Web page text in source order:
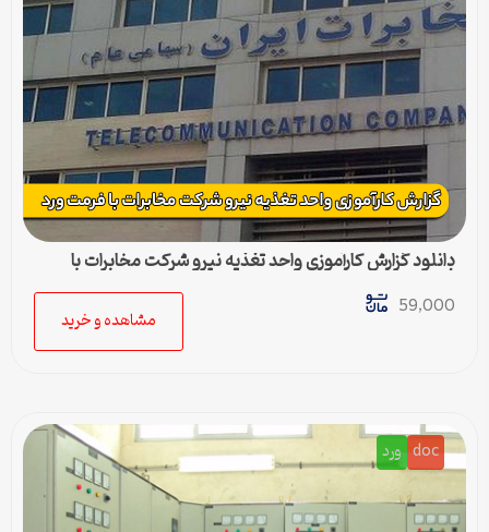
دانلود گزارش کارآموزی واحد تغذیه نیرو شرکت مخابرات با
فرمت ورد
59,000
مشاهده و خرید
doc ورد